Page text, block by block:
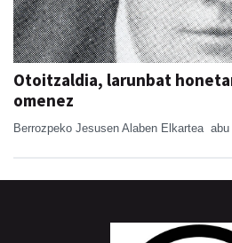
Otoitzaldia, larunbat
omenez
Berrozpeko Jesusen Alaben Elkartea